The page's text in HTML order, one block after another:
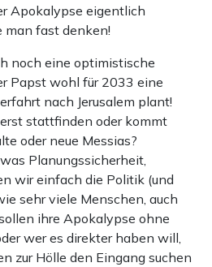
Apokalypse eigentlich
man fast denken!
noch eine optimistische
Papst wohl für 2033 eine
nach Jerusalem plant!
stattfinden oder kommt
oder neue Messias?
Planungssicherheit,
wir einfach die Politik (und
sehr viele Menschen, auch
ihre Apokalypse ohne
wer es direkter haben will,
zur Hölle den Eingang suchen